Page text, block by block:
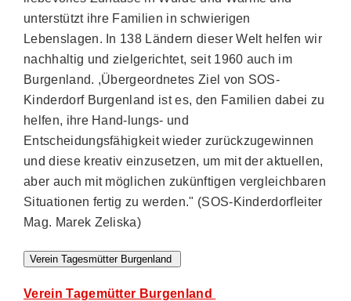
unterstützt ihre Familien in schwierigen
Lebenslagen. In 138 Ländern dieser Welt helfen wir
nachhaltig und zielgerichtet, seit 1960 auch im
Burgenland. ,Übergeordnetes Ziel von SOS-
Kinderdorf Burgenland ist es, den Familien dabei zu
helfen, ihre Hand-lungs- und
Entscheidungsfähigkeit wieder zurückzugewinnen
und diese kreativ einzusetzen, um mit der aktuellen,
aber auch mit möglichen zukünftigen vergleichbaren
Situationen fertig zu werden." (SOS-Kinderdorfleiter
Mag. Marek Zeliska)
Verein Tagesmütter Burgenland
Verein Tagemütter Burgenland